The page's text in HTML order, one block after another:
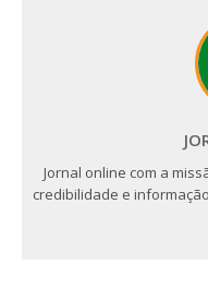
Jornal online com a
credibilidade e